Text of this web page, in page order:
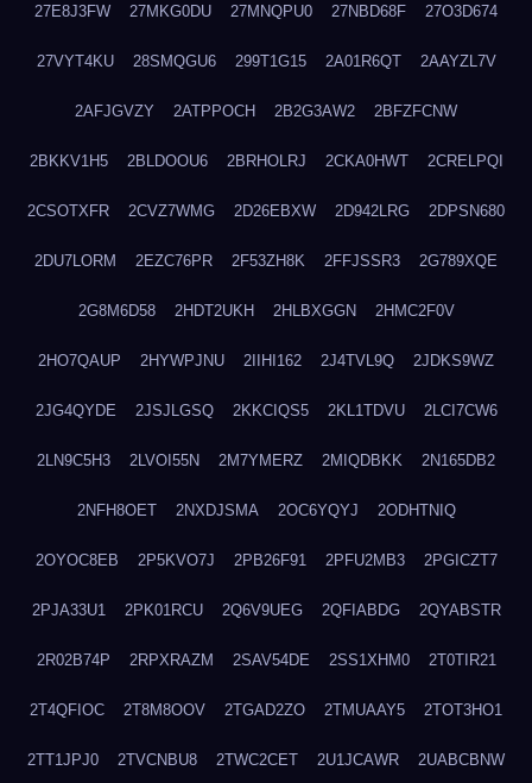
27E8J3FW 27MKG0DU 27MNQPU0 27NBD68F 27O3D674
27VYT4KU 28SMQGU6 299T1G15 2A01R6QT 2AAYZL7V
2AFJGVZY 2ATPPOCH 2B2G3AW2 2BFZFCNW
2BKKV1H5 2BLDOOU6 2BRHOLRJ 2CKA0HWT 2CRELPQI
2CSOTXFR 2CVZ7WMG 2D26EBXW 2D942LRG 2DPSN680
2DU7LORM 2EZC76PR 2F53ZH8K 2FFJSSR3 2G789XQE
2G8M6D58 2HDT2UKH 2HLBXGGN 2HMC2F0V
2HO7QAUP 2HYWPJNU 2IIHI162 2J4TVL9Q 2JDKS9WZ
2JG4QYDE 2JSJLGSQ 2KKCIQS5 2KL1TDVU 2LCI7CW6
2LN9C5H3 2LVOI55N 2M7YMERZ 2MIQDBKK 2N165DB2
2NFH8OET 2NXDJSMA 2OC6YQYJ 2ODHTNIQ
2OYOC8EB 2P5KVO7J 2PB26F91 2PFU2MB3 2PGICZT7
2PJA33U1 2PK01RCU 2Q6V9UEG 2QFIABDG 2QYABSTR
2R02B74P 2RPXRAZM 2SAV54DE 2SS1XHM0 2T0TIR21
2T4QFIOC 2T8M8OOV 2TGAD2ZO 2TMUAAY5 2TOT3HO1
2TT1JPJ0 2TVCNBU8 2TWC2CET 2U1JCAWR 2UABCBNW